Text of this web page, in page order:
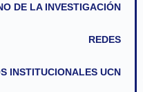
DE LA INVESTIGACIÓN
REDES
INSTITUCIONALES UCN